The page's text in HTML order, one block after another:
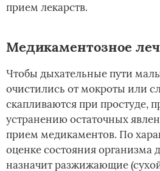
прием лекарств.
Медикаментозное
Чтобы дыхательные пути
очистились от мокроты или
скапливаются при простуде,
устранению остаточных
прием медикаментов. По
оценке состояния организма
назначит разжижающие